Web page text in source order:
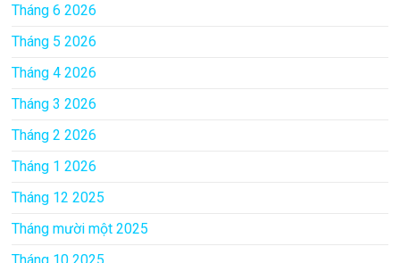
Tháng 6 2026
Tháng 5 2026
Tháng 4 2026
Tháng 3 2026
Tháng 2 2026
Tháng 1 2026
Tháng 12 2025
Tháng mười một 2025
Tháng 10 2025